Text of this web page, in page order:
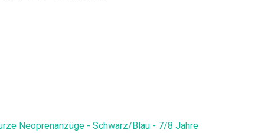
Neoprenanzüge - Schwarz/Blau - 7/8 Jahre